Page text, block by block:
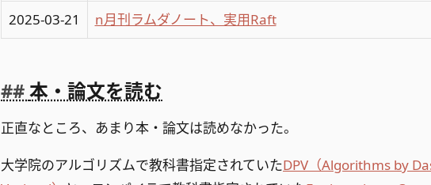
2025-03-21 n月刊ラムダノート、実用Raft
本・論文を読む
正直なところ、あまり本・論文は読めなかった。
大学院のアルゴリズムで教科書指定されていたDPV（Algorithms by